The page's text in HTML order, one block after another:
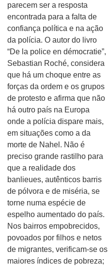
parecem ser a resposta
encontrada para a falta de
confiança política e na ação
da polícia. O autor do livro
“De la police en démocratie”,
Sebastian Roché, considera
que há um choque entre as
forças da ordem e os grupos
de protesto e afirma que não
há outro país na Europa
onde a polícia dispare mais,
em situações como a da
morte de Nahel. Não é
preciso grande rastilho para
que a realidade dos
banlieues, autênticos barris
de pólvora e de miséria, se
torne numa espécie de
espelho aumentado do país.
Nos bairros empobrecidos,
povoados por filhos e netos
de migrantes, verificam-se os
maiores índices de pobreza;